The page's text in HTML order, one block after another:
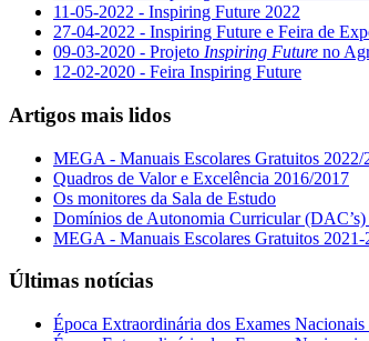
11-05-2022 - Inspiring Future 2022
27-04-2022 - Inspiring Future e Feira de
09-03-2020 - Projeto Inspiring Future no
12-02-2020 - Feira Inspiring Future
Artigos mais lidos
MEGA - Manuais Escolares Gratuitos 2022/
Quadros de Valor e Excelência 2016/2017
Os monitores da Sala de Estudo
Domínios de Autonomia Curricular (DAC’s)
MEGA - Manuais Escolares Gratuitos 2021-
Últimas notícias
Época Extraordinária dos Exames